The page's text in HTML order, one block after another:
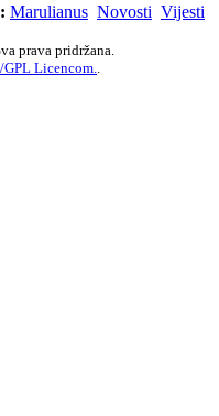
Marulianus Novosti Vijesti
prava pridržana.
GPL Licencom.